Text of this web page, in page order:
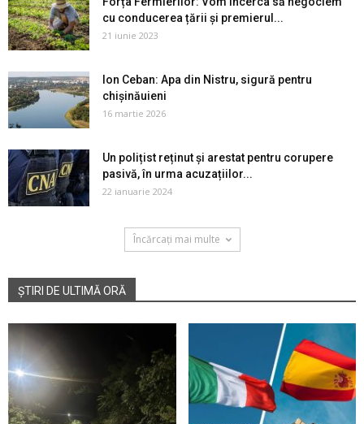
cu conducerea țării și premierul...
21 iunie 2023
Ion Ceban: Apa din Nistru, sigură pentru
chișinăuieni
16 martie 2026
Un polițist reținut și arestat pentru corupere
pasivă, în urma acuzațiilor...
22 ianuarie 2024
Încărcați mai multe
ȘTIRI DE ULTIMĂ ORĂ